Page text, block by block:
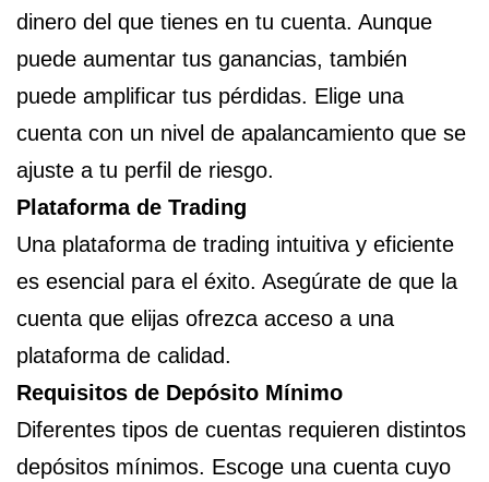
dinero del que tienes en tu cuenta. Aunque
puede aumentar tus ganancias, también
puede amplificar tus pérdidas. Elige una
cuenta con un nivel de apalancamiento que se
ajuste a tu perfil de riesgo.
Plataforma de Trading
Una plataforma de trading intuitiva y eficiente
es esencial para el éxito. Asegúrate de que la
cuenta que elijas ofrezca acceso a una
plataforma de calidad.
Requisitos de Depósito Mínimo
Diferentes tipos de cuentas requieren distintos
depósitos mínimos. Escoge una cuenta cuyo